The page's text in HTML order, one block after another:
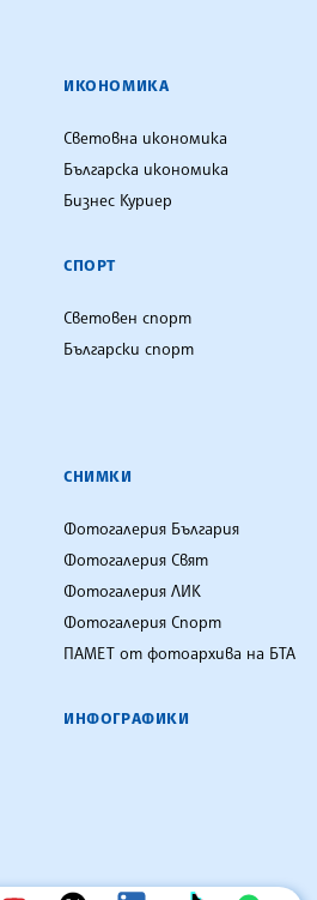
ИКОНОМИКА
Световна икономика
Българска икономика
Бизнес Куриер
СПОРТ
Световен спорт
Български спорт
СНИМКИ
Фотогалерия България
Фотогалерия Свят
Фотогалерия ЛИК
Фотогалерия Спорт
ПАМЕТ от фотоархива на БТА
ИНФОГРАФИКИ